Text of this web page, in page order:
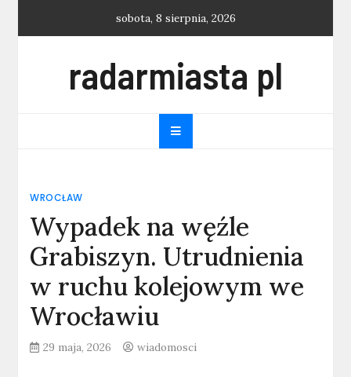
sobota, 8 sierpnia, 2026
radarmiasta pl
WROCŁAW
Wypadek na węźle
Grabiszyn. Utrudnienia
w ruchu kolejowym we
Wrocławiu
29 maja, 2026 wiadomosci